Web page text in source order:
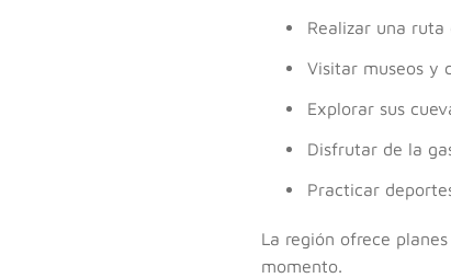
Realizar una
Visitar museos y
Explorar sus
Disfrutar de la
Practicar
La región ofrece
momento.